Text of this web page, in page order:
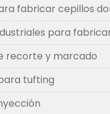
fabricar cepillos
para
recorte y marcado
tufting